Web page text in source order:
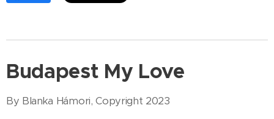
Budapest My Love
By Blanka Hámori, Copyright 2023